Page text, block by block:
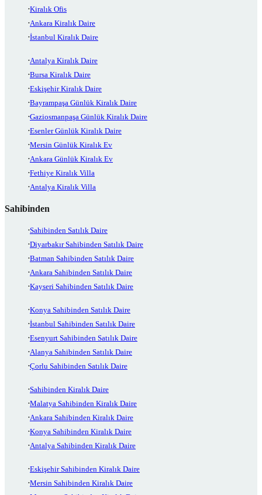
Kiralık Ofis
Ankara Kiralık Daire
İstanbul Kiralık Daire
Antalya Kiralık Daire
Bursa Kiralık Daire
Eskişehir Kiralık Daire
Bayrampaşa Günlük Kiralık Daire
Gaziosmanpaşa Günlük Kiralık Daire
Esenler Günlük Kiralık Daire
Mersin Günlük Kiralık Ev
Ankara Günlük Kiralık Ev
Fethiye Kiralık Villa
Antalya Kiralık Villa
Sahibinden
Sahibinden Satılık Daire
Diyarbakır Sahibinden Satılık Daire
Batman Sahibinden Satılık Daire
Ankara Sahibinden Satılık Daire
Kayseri Sahibinden Satılık Daire
Konya Sahibinden Satılık Daire
İstanbul Sahibinden Satılık Daire
Esenyurt Sahibinden Satılık Daire
Alanya Sahibinden Satılık Daire
Çorlu Sahibinden Satılık Daire
Sahibinden Kiralık Daire
Malatya Sahibinden Kiralık Daire
Ankara Sahibinden Kiralık Daire
Konya Sahibinden Kiralık Daire
Antalya Sahibinden Kiralık Daire
Eskişehir Sahibinden Kiralık Daire
Mersin Sahibinden Kiralık Daire